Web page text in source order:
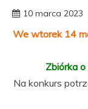
10 marca 2023
We wtorek 14
Zbiórka
Na konkurs